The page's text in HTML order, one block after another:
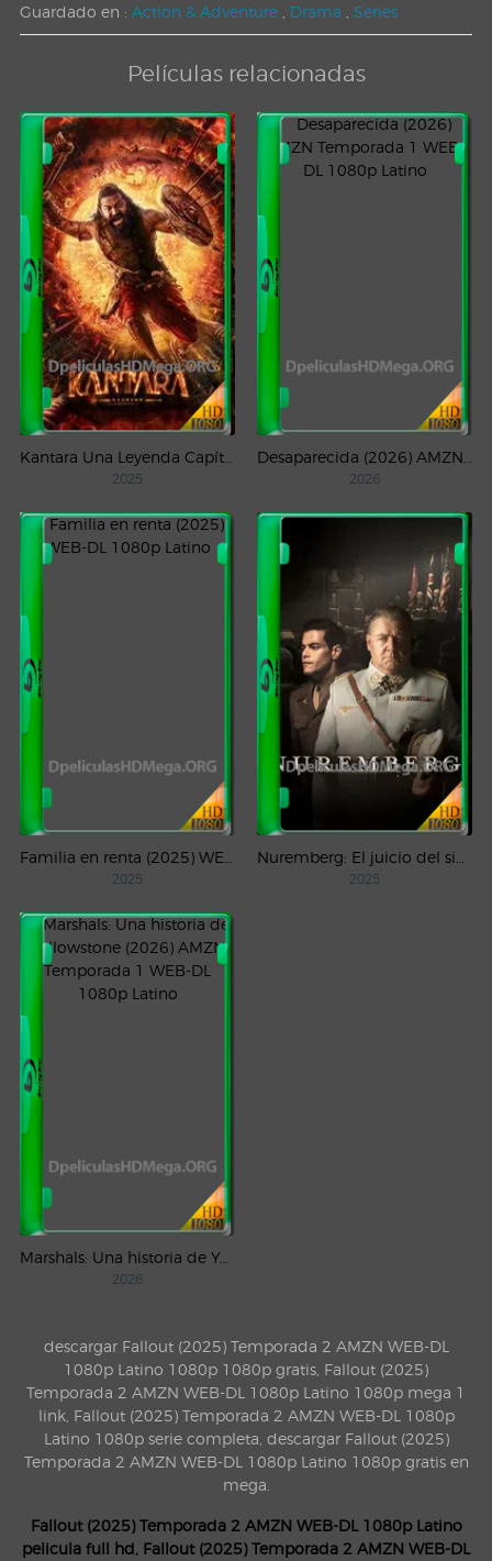
Guardado en : Action & Adventure Drama Series
Películas relacionadas
2025 2026
2025 2025
Marshals: Una historia de Yellowstone (2026) AMZN Temporada 1 WEB-DL 1080p Latino
2026
descargar Fallout (2025) Temporada 2 AMZN WEB-DL
1080p Latino 1080p 1080p gratis, Fallout (2025)
Temporada 2 AMZN WEB-DL 1080p Latino 1080p mega 1
link, Fallout (2025) Temporada 2 AMZN WEB-DL 1080p
Latino 1080p serie completa, descargar Fallout (2025)
Temporada 2 AMZN WEB-DL 1080p Latino 1080p gratis en
mega.
Fallout (2025) Temporada 2 AMZN WEB-DL 1080p Latino
pelicula full hd, Fallout (2025) Temporada 2 AMZN WEB-DL